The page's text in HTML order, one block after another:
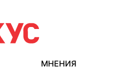
МНЕНИЯ